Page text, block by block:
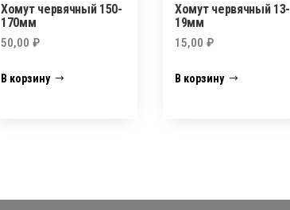
Хомут червячный 150-
170мм
50,00₽
В корзину
Хомут червячный 13-
19мм
15,00₽
В корзину